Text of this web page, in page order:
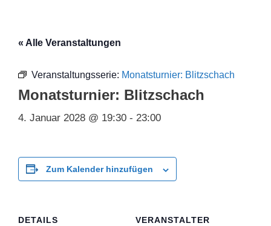
« Alle Veranstaltungen
Veranstaltungsserie: Monatsturnier: Blitzschach
Monatsturnier: Blitzschach
4. Januar 2028 @ 19:30 - 23:00
Zum Kalender hinzufügen
DETAILS
VERANSTALTER